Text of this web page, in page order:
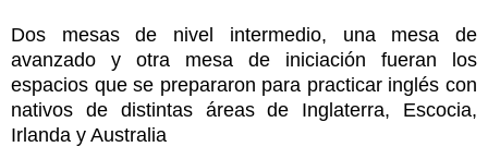
Dos mesas de nivel intermedio, una mesa de
avanzado y otra mesa de iniciación fueran los
espacios que se prepararon para practicar inglés con
nativos de distintas áreas de Inglaterra, Escocia,
Irlanda y Australia